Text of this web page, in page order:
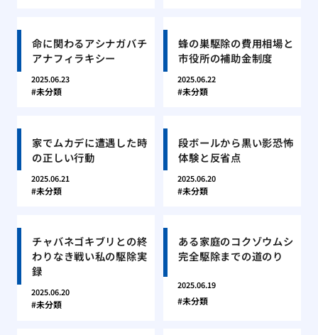
命に関わるアシナガバチ
アナフィラキシー
2025.06.23
未分類
蜂の巣駆除の費用相場と
市役所の補助金制度
2025.06.22
未分類
家でムカデに遭遇した時
の正しい行動
2025.06.21
未分類
段ボールから黒い影恐怖
体験と反省点
2025.06.20
未分類
チャバネゴキブリとの終
わりなき戦い私の駆除実
録
2025.06.20
未分類
ある家庭のコクゾウムシ
完全駆除までの道のり
2025.06.19
未分類